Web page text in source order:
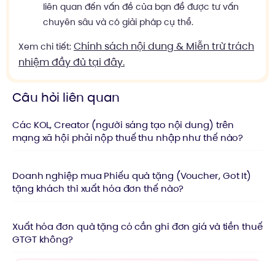
liên quan đến vấn đề của bạn để được tư vấn
chuyên sâu và có giải pháp cụ thể.
Xem chi tiết: Chính sách nội dung & Miễn trừ trách
nhiệm đầy đủ tại đây.
Câu hỏi liên quan
Các KOL, Creator (người sáng tạo nội dung) trên
mạng xã hội phải nộp thuế thu nhập như thế nào?
Doanh nghiệp mua Phiếu quà tặng (Voucher, Got It)
tặng khách thì xuất hóa đơn thế nào?
Xuất hóa đơn quà tặng có cần ghi đơn giá và tiền thuế
GTGT không?